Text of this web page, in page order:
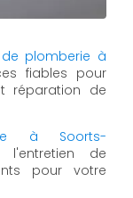
plomberie à
fiables pour
réparation de
à Soorts-
l'entretien de
pour votre